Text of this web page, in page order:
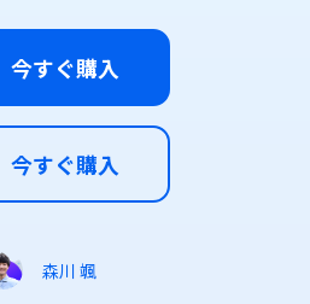
今すぐ購入
今すぐ購入
森川 颯